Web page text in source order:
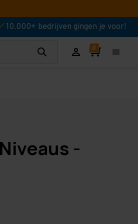
10.000+ bedrijven gingen je voor!
-